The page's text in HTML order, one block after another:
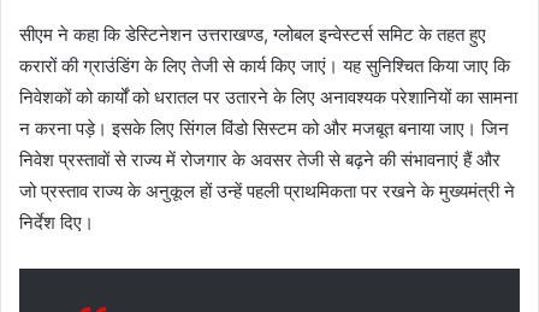
सीएम ने कहा कि डेस्टिनेशन उत्तराखण्ड, ग्लोबल इन्वेस्टर्स समिट के तहत हुए
करारों की ग्राउंडिंग के लिए तेजी से कार्य किए जाएं। यह सुनिश्चित किया जाए कि
निवेशकों को कार्यों को धरातल पर उतारने के लिए अनावश्यक परेशानियों का सामना
न करना पड़े। इसके लिए सिंगल विंडो सिस्टम को और मजबूत बनाया जाए। जिन
निवेश प्रस्तावों से राज्य में रोजगार के अवसर तेजी से बढ़ने की संभावनाएं हैं और
जो प्रस्ताव राज्य के अनुकूल हों उन्हें पहली प्राथमिकता पर रखने के मुख्यमंत्री ने
निर्देश दिए।